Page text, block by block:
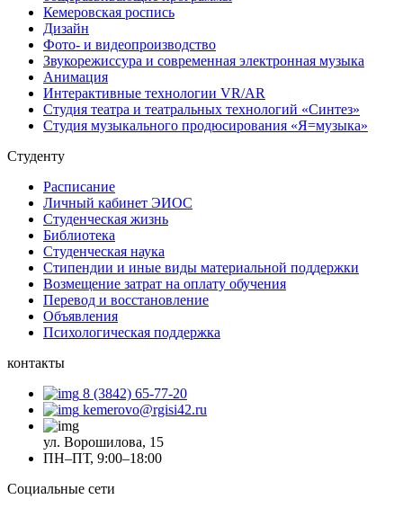
Кемеровская роспись
Дизайн
Фото- и видеопроизводство
Звукорежиссура и современная электронная музыка
Анимация
Интерактивные технологии VR/AR
Студия театра и театральных технологий «Синтез»
Студия музыкального продюсирования «Я=музыка»
Студенту
Расписание
Личный кабинет ЭИОС
Студенческая жизнь
Библиотека
Студенческая наука
Стипендии и иные виды материальной поддержки
Возмещение затрат на оплату обучения
Перевод и восстановление
Объявления
Психологическая поддержка
контакты
8 (3842) 65-77-20
kemerovo@rgisi42.ru
ул. Ворошилова, 15
ПН–ПТ, 9:00–18:00
Социальные сети